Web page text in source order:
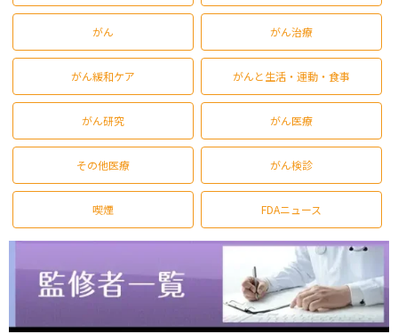
がん がん治療
がん緩和ケア がんと生活・運動・食事
がん研究 がん医療
その他医療 がん検診
喫煙 FDAニュース